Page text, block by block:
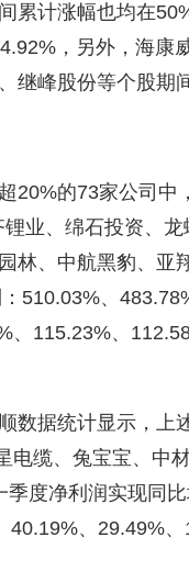
计涨幅也均在
，另外，海康
继峰股份等个股期
20%的73家公司中
业、绵石投资、
林、中航黑豹、亚
510.03%、
115.23%、
数据统计显示，上
电缆、兔宝宝、中
度净利润实现同比
、29.49%、